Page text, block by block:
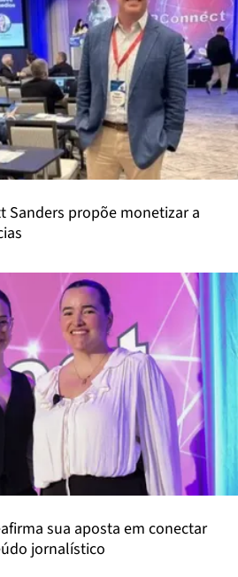
Sanders propõe monetizar a
sua aposta em conectar
jornalístico